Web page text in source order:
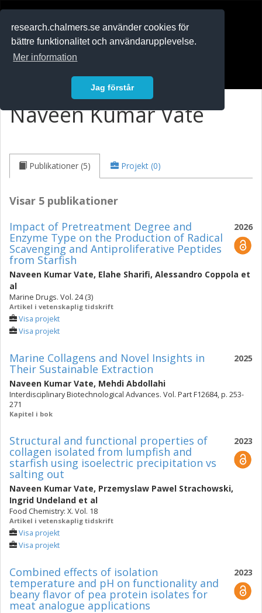
research.chalmers.se använder cookies för
bättre funktionalitet och användarupplevelse.
Mer information
Jag förstår
Naveen Kumar Vate
Publikationer (5) Projekt (0)
Visar 5 publikationer
2026
Impact of Pretreatment Degree and
Enzyme Type on the Production of Radical
Scavenging and Antiproliferative Peptides
from Starfish
Naveen Kumar Vate, Elahe Sharifi, Alessandro Coppola et
al
Marine Drugs. Vol. 24 (3)
Artikel i vetenskaplig tidskrift
Visa projekt
Visa projekt
2025
Marine Collagens and Novel Insights in
Their Sustainable Extraction
Naveen Kumar Vate, Mehdi Abdollahi
Interdisciplinary Biotechnological Advances. Vol. Part F12684, p. 253-
271
Kapitel i bok
2023
Structural and functional properties of
collagen isolated from lumpfish and
starfish using isoelectric precipitation vs
salting out
Naveen Kumar Vate, Przemyslaw Pawel Strachowski,
Ingrid Undeland et al
Food Chemistry: X. Vol. 18
Artikel i vetenskaplig tidskrift
Visa projekt
Visa projekt
2023
Combined effects of isolation
temperature and pH on functionality and
beany flavor of pea protein isolates for
meat analogue applications